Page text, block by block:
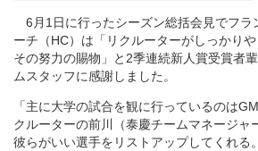
6月1日に行ったシーズン総括会見でフラ
ーチ（HC）は「リクルーターがしっかりや
その努力の賜物」と2季連続新人賞受賞者
ムスタッフに感謝しました。
「主に大学の試合を観に行っているのは
クルーターの前川（泰慶チームマネージャ
彼らがいい選手をリストアップしてくれる